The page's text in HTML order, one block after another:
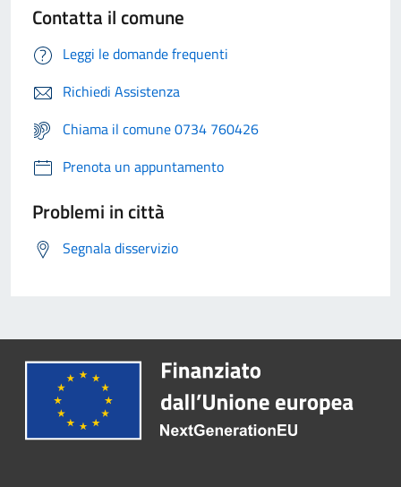
Contatta il comune
Leggi le domande frequenti
Richiedi Assistenza
Chiama il comune 0734 760426
Prenota un appuntamento
Problemi in città
Segnala disservizio